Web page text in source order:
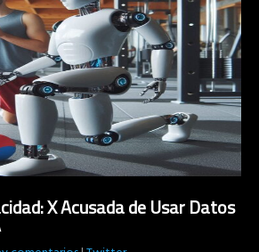
X Acusada de Usar Datos